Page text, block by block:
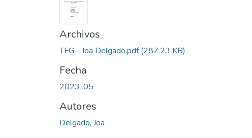
Archivos
TFG - Joa Delgado.pdf(287.23 KB)
Fecha
2023-05
Autores
Delgado, Joa